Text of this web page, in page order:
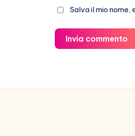
Salva il mio
Invia commento